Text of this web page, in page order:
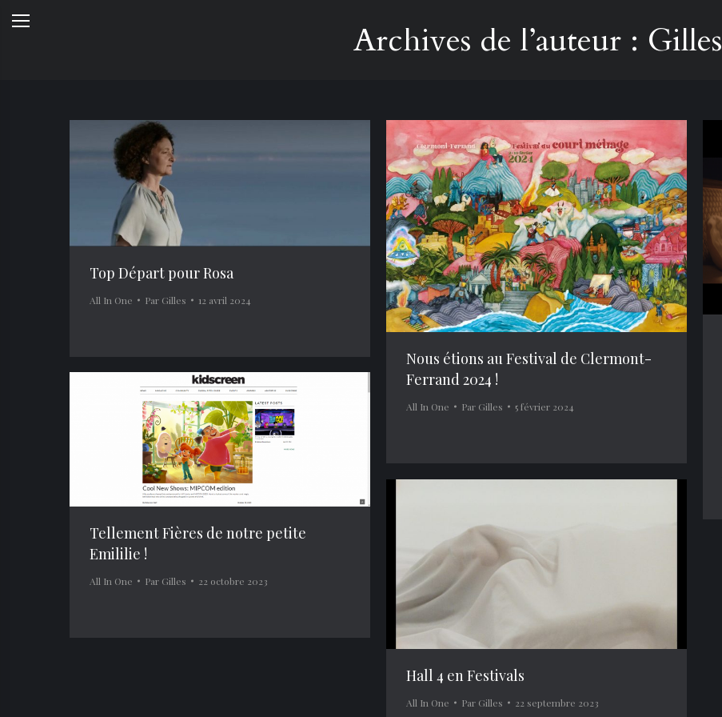
Archives de l’auteur : Gilles
Top Départ pour Rosa
All In One Par Gilles 12 avril 2024
Nous étions au Festival de Clermont-
Ferrand 2024 !
All In One Par Gilles 5 février 2024
Tellement Fières de notre petite
Emililie !
All In One Par Gilles 22 octobre 2023
Hall 4 en Festivals
All In One Par Gilles 22 septembre 2023